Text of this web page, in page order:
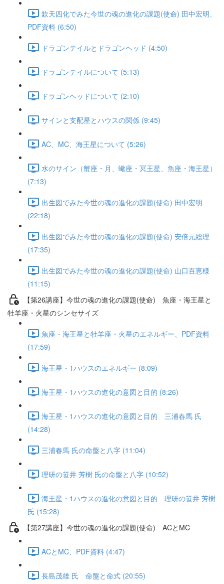
欽天四化でみた今世の魂の進化の課題(使命) 田中宏明、
PDF資料 (6:50)
ドラゴンテイルとドラゴンヘッド (4:50)
ドラゴンテイルについて (5:13)
ドラゴンヘッドについて (2:10)
サインと支配星とハウスの関係 (9:45)
AC、MC、海王星について (5:26)
水のサイン（蟹座・月、蠍座・冥王星、魚座・海王星）
(7:13)
出生図でみた今世の魂の進化の課題(使命) 田中宏明
(22:18)
出生図でみた今世の魂の進化の課題(使命) 安倍元総理
(17:35)
出生図でみた今世の魂の進化の課題(使命) 山口百恵様
(11:15)
【第26講座】今世の魂の進化の課題(使命) 魚座・海王星と
牡羊座・火星のシンセサイズ
魚座・海王星と牡羊座・火星のエネルギー、PDF資料
(17:59)
海王星・1ハウスのエネルギー (8:09)
海王星・1ハウスの進化の意図と目的 (8:26)
海王星・1ハウスの進化の意図と目的 三浦春馬 氏
(14:28)
三浦春馬 氏の命盤と八字 (11:04)
理研の笹井 芳樹 氏の命盤と八字 (10:52)
海王星・1ハウスの進化の意図と目的 理研の笹井 芳樹
氏 (15:28)
【第27講座】今世の魂の進化の課題(使命) ACとMC
ACとMC、PDF資料 (4:47)
長島茂雄 氏 命盤と命式 (20:55)